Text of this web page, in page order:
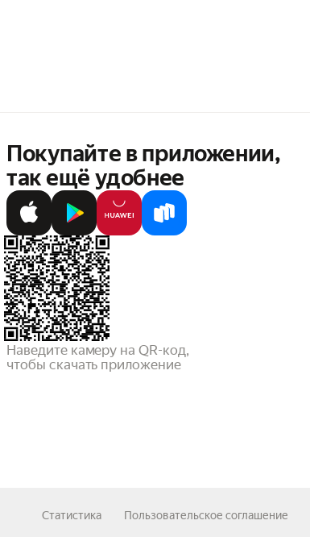
Покупайте в приложении,
так ещё удобнее
Наведите камеру на QR-код,
чтобы скачать приложение
Статистика Пользовательское соглашение